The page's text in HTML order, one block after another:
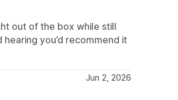
out of the box while still
you’d recommend it
Jun 2, 2026